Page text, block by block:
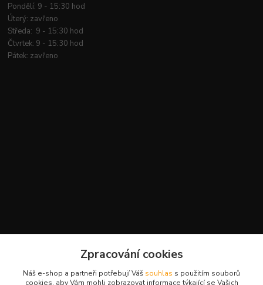
Pondělí: 9 - 15:30 hod
Úterý: zavřeno
Středa: 9 - 15:30 hod
Čtvrtek: 9 - 15:30 hod
Pátek: zavřeno
+420 777 959 094
(Po-Pá, 8-16 hod.)
Zpracování cookies
Náš e-shop a partneři potřebují Váš souhlas s použitím souborů
cookies, aby Vám mohli zobrazovat informace týkající se Vašich